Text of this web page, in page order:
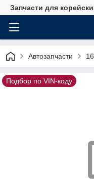
Запчасти для
Автозапчасти
Подбор по VIN-коду